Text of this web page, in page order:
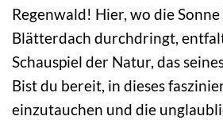
Regenwald! Hier, wo die
Blätterdach durchdringt,
Schauspiel der Natur, das
Bist du bereit, in dieses
einzutauchen und die